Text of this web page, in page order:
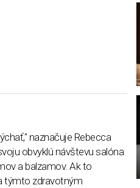
naznačuje Rebecca
obvyklú návštevu salóna
a balzamov. Ak to
týmto zdravotným